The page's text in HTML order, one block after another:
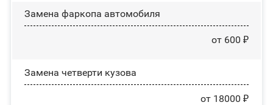
Замена фаркопа автомобиля
от 600 ₽
Замена четверти кузова
от 18000 ₽